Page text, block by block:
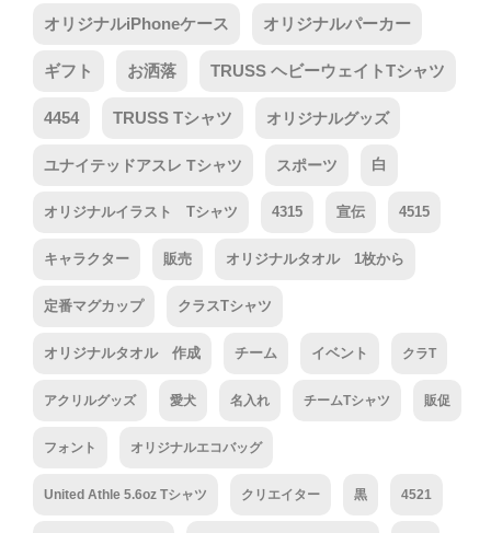
オリジナルiPhoneケース オリジナルパーカー
ギフト お洒落 TRUSS ヘビーウェイトTシャツ
4454 TRUSS Tシャツ オリジナルグッズ
ユナイテッドアスレ Tシャツ スポーツ 白
オリジナルイラスト Tシャツ 4315 宣伝 4515
キャラクター 販売 オリジナルタオル 1枚から
定番マグカップ クラスTシャツ
オリジナルタオル 作成 チーム イベント クラT
アクリルグッズ 愛犬 名入れ チームTシャツ 販促
フォント オリジナルエコバッグ
United Athle 5.6oz Tシャツ クリエイター 黒 4521